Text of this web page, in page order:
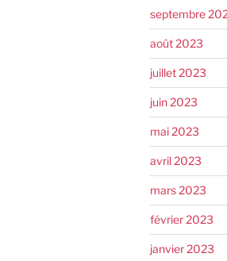
septembre
août 2023
juillet 2023
juin 2023
mai 2023
avril 2023
mars 2023
février 2023
janvier 2023